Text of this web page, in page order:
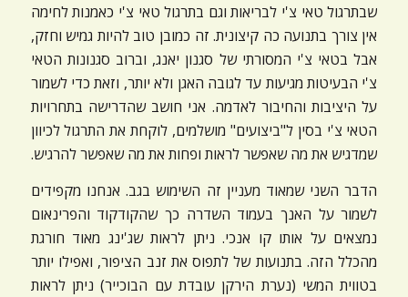
שבתרגול טאי צ'י לבריאות וגם בתרגול טאי צ'י כאמנות לחימה
אין צורך בתנועה כה קיצונית. זה כמובן טוב להיות גמיש וחזק,
אבל בטאי צ'י המסורתי של סגנון יאנג, וברוב סגנונות הטאי
צ'י הבעיטות מגיעות עד לגובה האגן ולא יותר, וזאת כדי לשמור
על היציבות והחיבור לאדמה. אני חושב שהדרישה בתחרויות
הטאי צ'י בסין ל"ביצועים" מושלמים, לוקחת את התרגול לכיוון
שמדגיש את מה שאפשר לראות ופחות את מה שאפשר להרגיש.
הדבר השני שמאוד מעניין זה השימוש בגב. אנחנו מקפידים
לשמור על האנך בעמוד השדרה כך שהקודקוד והפרינאום
נמצאים על אותו קו אנכי. ניתן לראות שג'ינג מאוד חורגת
מהכלל הזה. בתנועות של לתפוס את זנב הציפור, ואפילו יותר
בטווית המשי (נערת הירקן עובדת עם הבוכייר) ניתן לראות